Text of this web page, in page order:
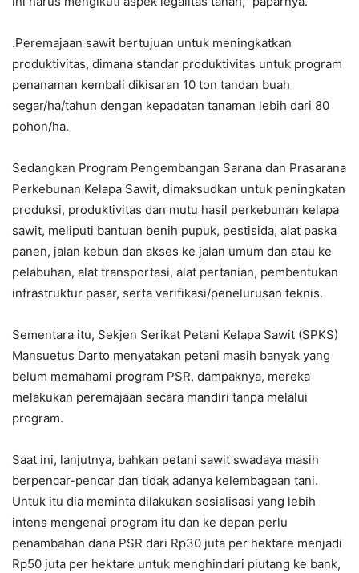
.Peremajaan sawit bertujuan untuk meningkatkan
produktivitas, dimana standar produktivitas untuk program
penanaman kembali dikisaran 10 ton tandan buah
segar/ha/tahun dengan kepadatan tanaman lebih dari 80
pohon/ha.
Sedangkan Program Pengembangan Sarana dan Prasarana
Perkebunan Kelapa Sawit, dimaksudkan untuk peningkatan
produksi, produktivitas dan mutu hasil perkebunan kelapa
sawit, meliputi bantuan benih pupuk, pestisida, alat paska
panen, jalan kebun dan akses ke jalan umum dan atau ke
pelabuhan, alat transportasi, alat pertanian, pembentukan
infrastruktur pasar, serta verifikasi/penelurusan teknis.
Sementara itu, Sekjen Serikat Petani Kelapa Sawit (SPKS)
Mansuetus Darto menyatakan petani masih banyak yang
belum memahami program PSR, dampaknya, mereka
melakukan peremajaan secara mandiri tanpa melalui
program.
Saat ini, lanjutnya, bahkan petani sawit swadaya masih
berpencar-pencar dan tidak adanya kelembagaan tani.
Untuk itu dia meminta dilakukan sosialisasi yang lebih
intens mengenai program itu dan ke depan perlu
penambahan dana PSR dari Rp30 juta per hektare menjadi
Rp50 juta per hektare untuk menghindari piutang ke bank,